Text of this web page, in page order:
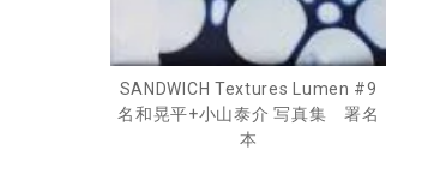
SANDWICH Textures Lumen #9
名和晃平+小山泰介 写真集 署名
本